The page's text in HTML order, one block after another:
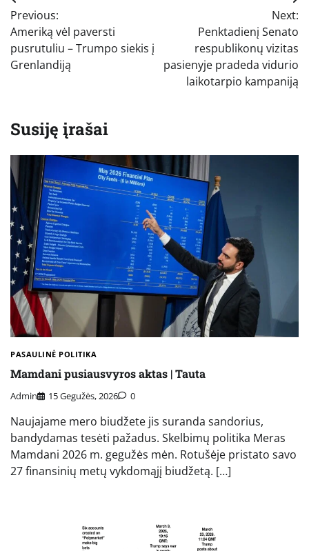
tarp
įrašų
Previous:
Ameriką vėl paversti
pusrutuliu – Trumpo siekis į
Grenlandiją
Next:
Penktadienį Senato
respublikonų vizitas
pasienyje pradeda vidurio
laikotarpio kampaniją
Susiję įrašai
PASAULINĖ POLITIKA
Mamdani pusiausvyros aktas | Tauta
Admin 15 Gegužės, 2026 0
Naujajame mero biudžete jis suranda sandorius,
bandydamas tesėti pažadus. Skelbimų politika Meras
Mamdani 2026 m. gegužės mėn. Rotušėje pristato savo
27 finansinių metų vykdomąjį biudžetą. […]